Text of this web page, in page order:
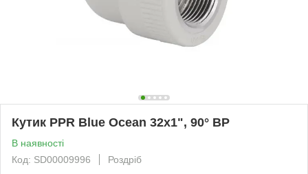
Кутик PPR Blue Ocean 32х1", 90° ВР
В наявності
Код: SD00009996
Роздріб